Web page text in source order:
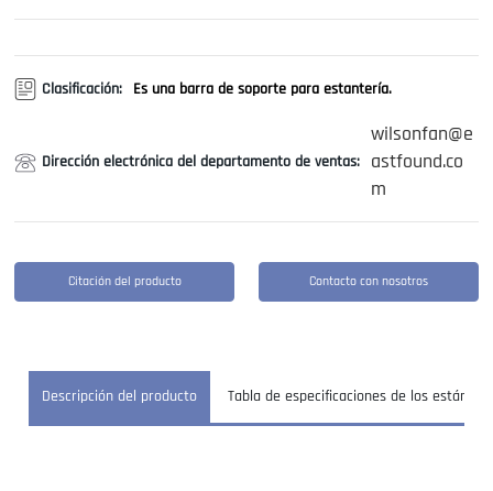
Clasificación: Es una barra de soporte para estantería.
Dirección electrónica del departamento de ventas:
wilsonfan@e
astfound.co
m
Citación del producto Contacto con nosotros
Descripción del producto Tabla de especificaciones de los